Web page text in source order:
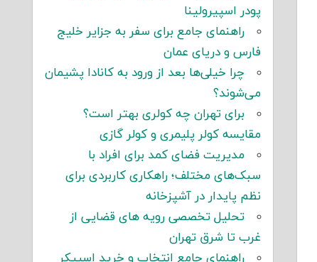
پودر اسپیرولینا
راهنمای جامع برای سفر به جزایر خلیج
فارس و دریای عمان
چرا خیلی‌ها بعد از ورود به کانادا پشیمان
می‌شوند؟
برای تهران چه کولری بهتر است؟
مقایسه کولر پلیمری و کولر گازی
مدیریت فضای کمد برای افراد با
سبک‌های مختلف؛ راهکاری کاربردی برای
نظم پایدار در آشپزخانه
تحلیل تخصصی رویه های قضایی از
غرب تا شرق تهران
راهنمای جامع انتخاب و خرید اسپیکر